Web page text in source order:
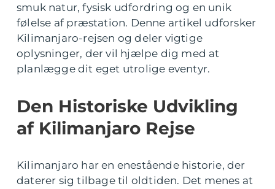
smuk natur, fysisk udfordring og en unik
følelse af præstation. Denne artikel udforsker
Kilimanjaro-rejsen og deler vigtige
oplysninger, der vil hjælpe dig med at
planlægge dit eget utrolige eventyr.
Den Historiske Udvikling
af Kilimanjaro Rejse
Kilimanjaro har en enestående historie, der
daterer sig tilbage til oldtiden. Det menes at